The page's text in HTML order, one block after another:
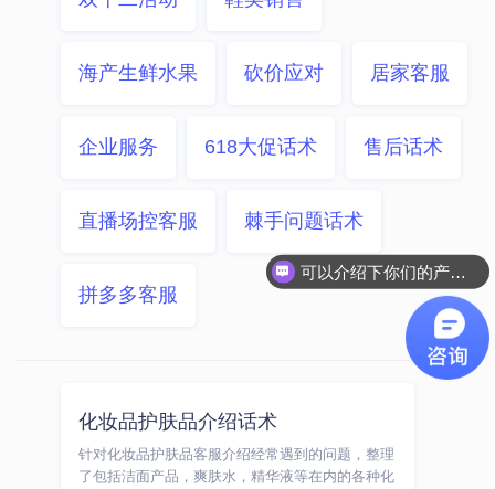
海产生鲜水果 砍价应对 居家客服
企业服务 618大促话术 售后话术
直播场控客服 棘手问题话术
拼多多客服
化妆品护肤品介绍话术
针对化妆品护肤品客服介绍经常遇到的问题，整理
了包括洁面产品，爽肤水，精华液等在内的各种化
可以介绍下你们的产品么？